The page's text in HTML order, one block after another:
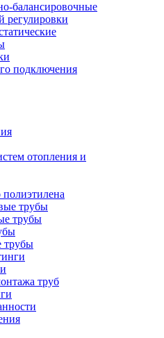
балансировочные
регулировки
подключения
отопления и
трубы
трубы
трубы
труб